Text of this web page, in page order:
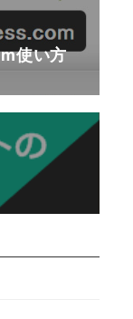
使い方